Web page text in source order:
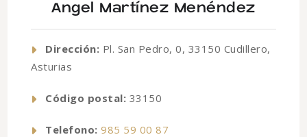
Angel Martínez Menéndez
Dirección: Pl. San Pedro, 0, 33150 Cudillero,
Asturias
Código postal: 33150
Telefono: 985 59 00 87